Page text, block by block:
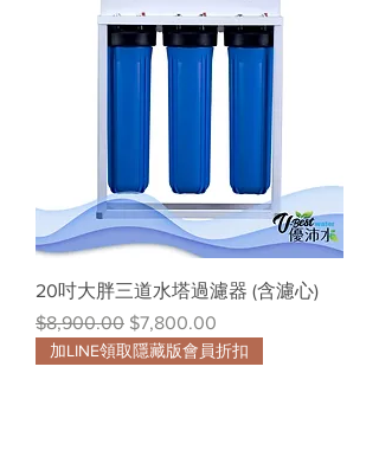
20吋大胖三道水塔過濾器 (含濾心)
一般價格
$8,900.00 促銷價格
$7,800.00
加LINE領取隱藏版會員折扣